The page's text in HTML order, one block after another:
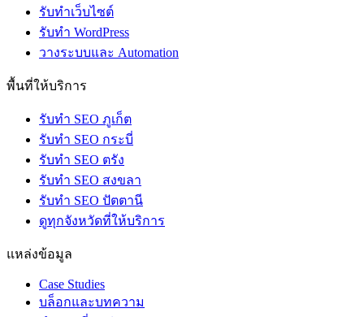
รับทำเว็บไซต์
รับทำ WordPress
วางระบบและ Automation
พื้นที่ให้บริการ
รับทำ SEO ภูเก็ต
รับทำ SEO กระบี่
รับทำ SEO ตรัง
รับทำ SEO สงขลา
รับทำ SEO ปัตตานี
ดูทุกจังหวัดที่ให้บริการ
แหล่งข้อมูล
Case Studies
บล็อกและบทความ